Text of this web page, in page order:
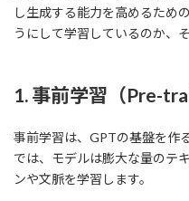
し生成する能力を高めるため
うにして学習しているのか、
1. 事前学習（Pre-
事前学習は、GPTの基盤を作
では、モデルは膨大な量のテ
ンや文脈を学習します。